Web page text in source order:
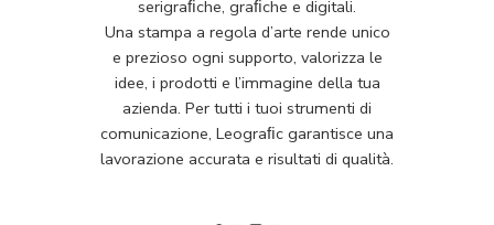
serigraﬁche, graﬁche e digitali.
Una stampa a regola d’arte rende unico
e prezioso ogni supporto, valorizza le
idee, i prodotti e l’immagine della tua
azienda. Per tutti i tuoi strumenti di
comunicazione, Leograﬁc garantisce una
lavorazione accurata e risultati di qualità.